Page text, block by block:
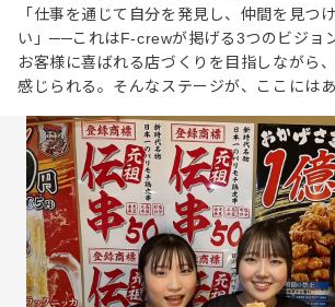
「仕事を通じて自分を発見し、仲間を見つ
い」──これはF-crewが掲げる3つのビジョン
お客様に喜ばれる店づくりを目指しながら
感じられる。そんなステージが、ここにはあ